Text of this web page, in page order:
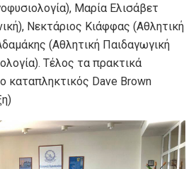
Μαρία Ελισάβετ
Νεκτάριος Κιάφφας (Αθλητική
(Αθλητική Παιδαγωγική
Τέλος τα πρακτικά
καταπληκτικός Dave Brown